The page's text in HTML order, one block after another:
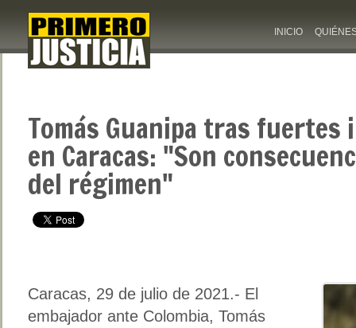
INICIO
Tomás Guanipa tras fuertes
en Caracas: "Son
del régimen"
Caracas, 29 de julio de 2021.- El
embajador ante Colombia, Tomás